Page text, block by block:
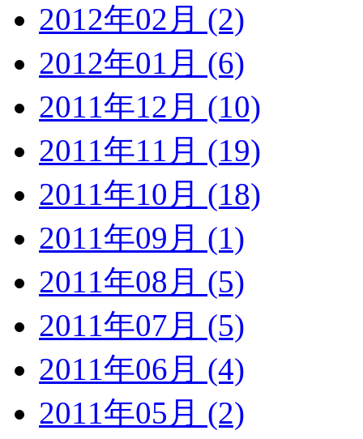
2012年02月 (2)
2012年01月 (6)
2011年12月 (10)
2011年11月 (19)
2011年10月 (18)
2011年09月 (1)
2011年08月 (5)
2011年07月 (5)
2011年06月 (4)
2011年05月 (2)